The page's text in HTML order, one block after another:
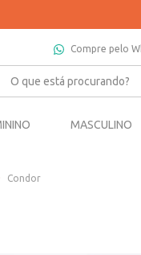
Compre pelo
que está procurando?
MASCULINO
Condor